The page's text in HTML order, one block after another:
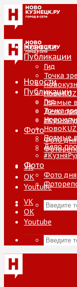
Новости
Публикации
Гид
Точка
Прямые
Дело
Фото
Фото дня
VK
ОК
Youtube
Новости
Публикации
Гид
Точка
Прямые
Дело
Фото
Фото дня
VK
ОК
Youtube